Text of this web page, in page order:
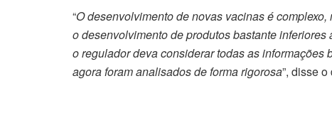
“O desenvolvimento de novas vacinas é
o desenvolvimento de produtos bastante
o regulador deva considerar todas as
agora foram analisados de forma rigorosa”, disse